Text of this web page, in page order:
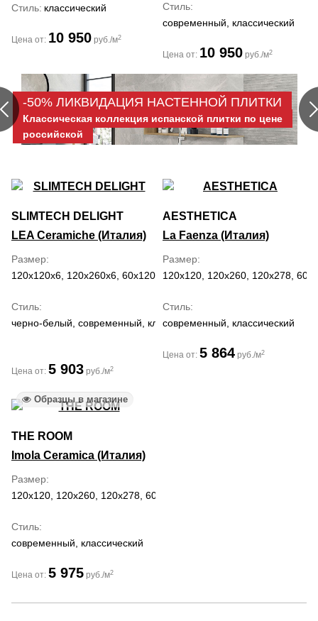
Стиль классический
Цена от: 10 950 руб./м2
Стиль
современный, классический
Цена от: 10 950 руб./м2
-50% ЛИКВИДАЦИЯ НАСТЕННОЙ ПЛИТКИ
Классическая коллекция испанской плитки по цене
российской
SLIMTECH DELIGHT
LEA Ceramiche (Италия)
Размер
120x120x6, 120x260x6, 60x120x6
Стиль
черно-белый, современный, классический
Цена от: 5 903 руб./м2
AESTHETICA
La Faenza (Италия)
Размер
120x120, 120x260, 120x278,
Стиль
современный, классический
Цена от: 5 864 руб./м2
Образцы в магазине
THE ROOM
Imola Ceramica (Италия)
Размер
120x120, 120x260, 120x278, 60x120, 60x60
Стиль
современный, классический
Цена от: 5 975 руб./м2